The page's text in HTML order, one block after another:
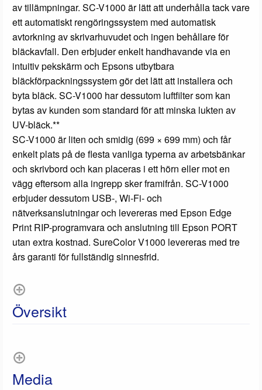
av tillämpningar. SC-V1000 är lätt att underhålla tack vare
ett automatiskt rengöringssystem med automatisk
avtorkning av skrivarhuvudet och ingen behållare för
bläckavfall. Den erbjuder enkelt handhavande via en
intuitiv pekskärm och Epsons utbytbara
bläckförpackningssystem gör det lätt att installera och
byta bläck. SC-V1000 har dessutom luftfilter som kan
bytas av kunden som standard för att minska lukten av
UV-bläck.**
SC-V1000 är liten och smidig (699 × 699 mm) och får
enkelt plats på de flesta vanliga typerna av arbetsbänkar
och skrivbord och kan placeras i ett hörn eller mot en
vägg eftersom alla ingrepp sker framifrån. SC-V1000
erbjuder dessutom USB-, Wi-Fi- och
nätverksanslutningar och levereras med Epson Edge
Print RIP-programvara och anslutning till Epson PORT
utan extra kostnad. SureColor V1000 levereras med tre
års garanti för fullständig sinnesfrid.
Översikt
Media